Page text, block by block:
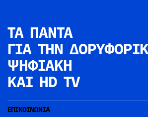
ΤΑ ΠΑΝΤΑ
ΓΙΑ ΤΗΝ
ΨΗΦΙΑΚΗ
ΚΑΙ HD TV
ΕΠΙΚΟΙΝΩΝΙΑ